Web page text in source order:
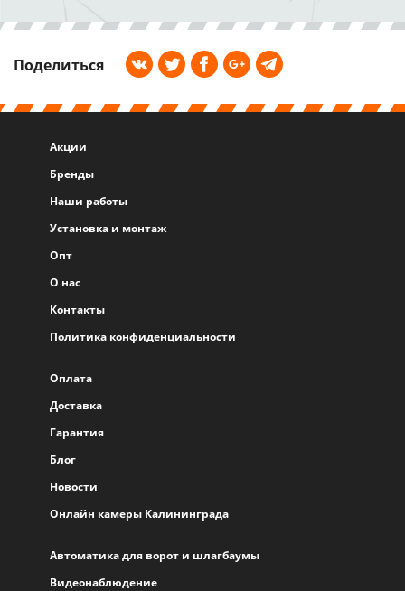
Поделиться
Акции
Бренды
Наши работы
Установка и монтаж
Опт
О нас
Контакты
Политика конфиденциальности
Оплата
Доставка
Гарантия
Блог
Новости
Онлайн камеры Калининграда
Автоматика для ворот и шлагбаумы
Видеонаблюдение